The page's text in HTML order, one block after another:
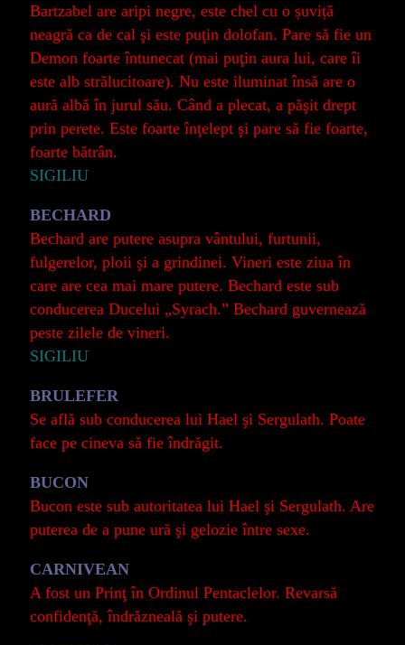
Bartzabel are aripi negre, este chel cu o șuviță
neagră ca de cal şi este puţin dolofan. Pare să fie un
Demon foarte întunecat (mai puţin aura lui, care îi
este alb strălucitoare). Nu este iluminat însă are o
aură albă în jurul său. Când a plecat, a păşit drept
prin perete. Este foarte înţelept şi pare să fie foarte,
foarte bătrân.
SIGILIU
BECHARD
Bechard are putere asupra vântului, furtunii,
fulgerelor, ploii şi a grindinei. Vineri este ziua în
care are cea mai mare putere. Bechard este sub
conducerea Ducelui „Syrach.” Bechard guvernează
peste zilele de vineri.
SIGILIU
BRULEFER
Se află sub conducerea lui Hael şi Sergulath. Poate
face pe cineva să fie îndrăgit.
BUCON
Bucon este sub autoritatea lui Hael şi Sergulath. Are
puterea de a pune ură şi gelozie între sexe.
CARNIVEAN
A fost un Prinţ în Ordinul Pentaclelor. Revarsă
confidenţă, îndrăzneală şi putere.